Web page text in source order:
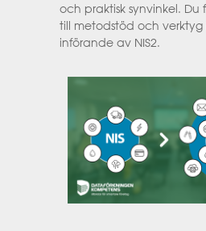
och praktisk synvinkel. Du
till metodstöd och
införande av NIS2.